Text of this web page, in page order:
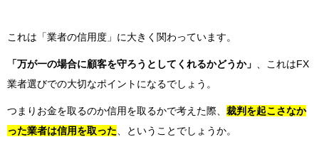
これは「業者の信用度」に大きく関わっています。
「万が一の場合に顧客を守ろうとしてくれるかどうか」
、これはFX
業者選びでの大切なポイントになるでしょう。
つまりお金を取るのか信用を取るかで考えた際、 裁判を起こさなか
った業者は信用を取った 、ということでしょうか。